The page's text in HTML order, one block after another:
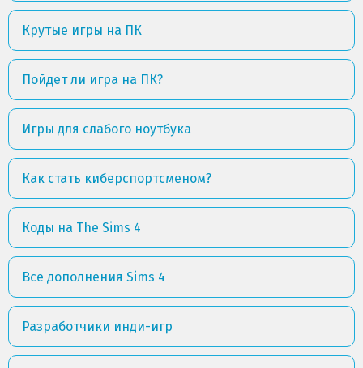
Крутые игры на ПК
Пойдет ли игра на ПК?
Игры для слабого ноутбука
Как стать киберспортсменом?
Коды на The Sims 4
Все дополнения Sims 4
Разработчики инди-игр